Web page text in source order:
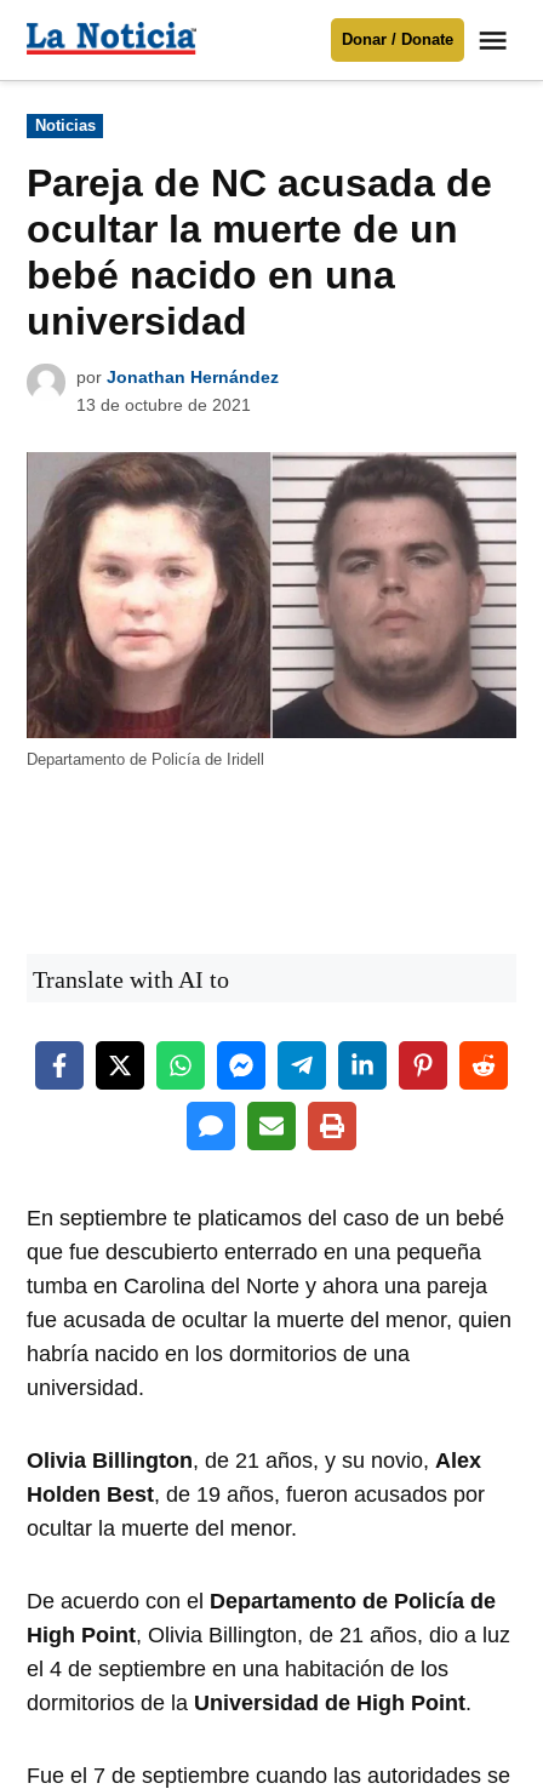
Para mantenerte informado necesitamos
Donar
contenido
Noticia
Donar / Donate
Publicado
en
Noticias
Pareja de NC acusada de
ocultar la muerte de un
bebé nacido en una
universidad
por Jonathan Hernández
13 de octubre de 2021
Departamento de Policía de Iridell
Translate with AI to
En septiembre te platicamos del caso de un bebé
que fue descubierto enterrado en una pequeña
tumba en Carolina del Norte y ahora una pareja
fue acusada de ocultar la muerte del menor, quien
habría nacido en los dormitorios de una
universidad.
Olivia Billington, de 21 años, y su novio, Alex
Holden Best, de 19 años, fueron acusados por
ocultar la muerte del menor.
De acuerdo con el Departamento de Policía de
High Point, Olivia Billington, de 21 años, dio a luz
el 4 de septiembre en una habitación de los
dormitorios de la Universidad de High Point.
Fue el 7 de septiembre cuando las autoridades se